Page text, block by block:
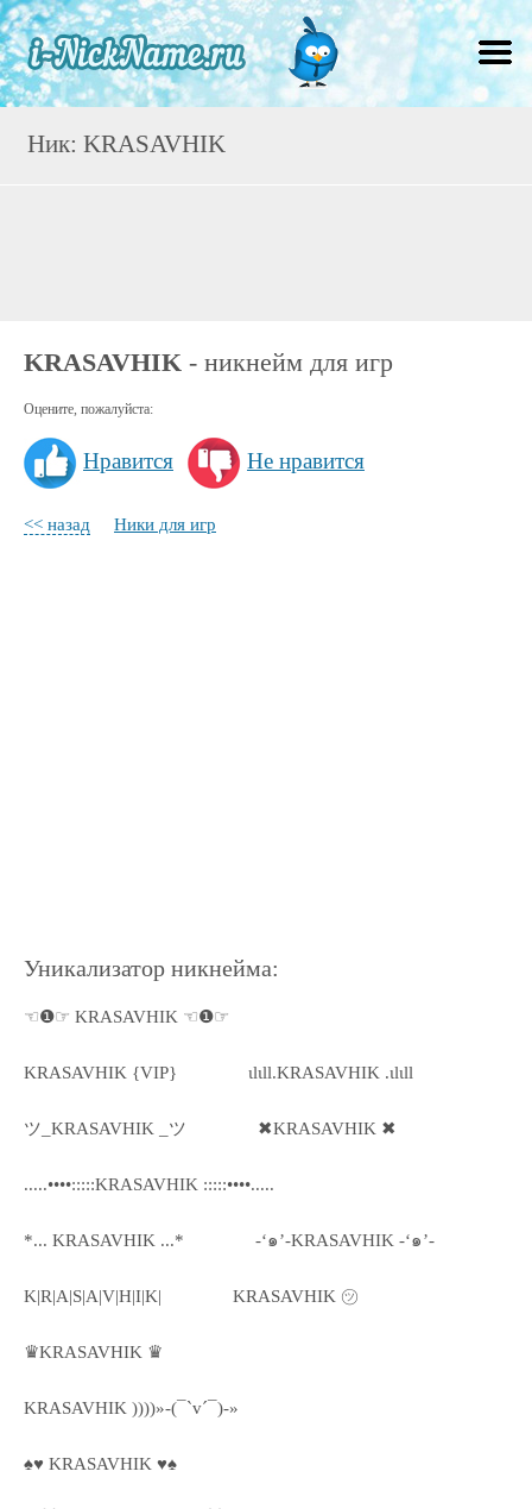
Ник: KRASAVHIK
KRASAVHIK - никнейм для игр
Оцените, пожалуйста:
Нравится Не нравится
<< назад Ники для игр
Уникализатор никнейма:
☜❶☞ KRASAVHIK ☜❶☞
KRASAVHIK {VIP} ιlιll.KRASAVHIK .ιlιll
ツ_KRASAVHIK _ツ ✖KRASAVHIK ✖
.....••••:::::KRASAVHIK :::::••••.....
*... KRASAVHIK ...* -‘๑’-KRASAVHIK -‘๑’-
K|R|A|S|A|V|H|I|K| KRASAVHIK ㋡
♛KRASAVHIK ♛
KRASAVHIK ))))»-(¯`v´¯)-»
♠♥ KRASAVHIK ♥♠